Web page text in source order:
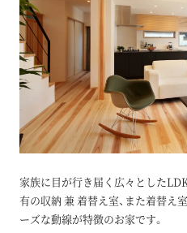
家族に目が行き届く広々とした
有の収納 兼 着替え室、また着替え
ーズな動線が特徴のお家です。